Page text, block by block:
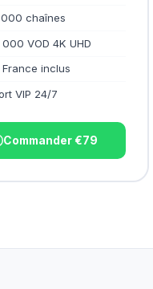
chaînes
VOD 4K UHD
inclus
VIP 24/7
Commander €79